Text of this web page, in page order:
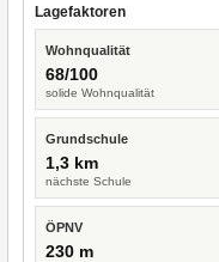
Lagefaktoren
Wohnqualität
68/100
solide Wohnqualität
Grundschule
1,3 km
nächste Schule
ÖPNV
230 m